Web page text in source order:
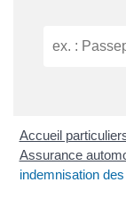
Accueil
Assurance
indemnisation